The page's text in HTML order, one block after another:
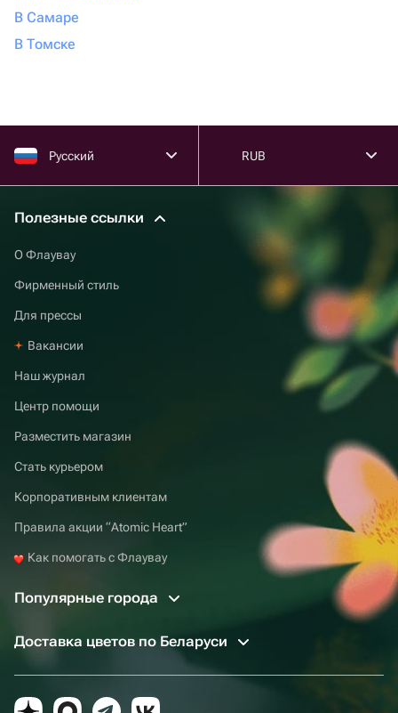
В Самаре
В Томске
Русский RUB
Полезные ссылки
О Флаувау
Фирменный стиль
Для прессы
Вакансии
Наш журнал
Центр помощи
Разместить магазин
Стать курьером
Корпоративным клиентам
Правила акции “Atomic Heart”
Как помогать с Флаувау
Популярные города
Доставка цветов по Беларуси